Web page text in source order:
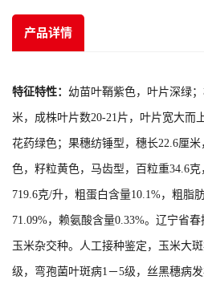
产品详情
特征特性： 幼苗叶鞘紫色，叶片深绿
米，成株叶片数20-21片，叶片宽大而
花药绿色；果穗纺锤型，穗长22.6厘
色，籽粒黄色，马齿型，百粒重34.6克
719.6克/升，粗蛋白含量10.1%，粗脂
71.09%，赖氨酸含量0.33%。 辽宁省春
玉米杂交种。 人工接种鉴定，玉米大
级，弯孢菌叶斑病1－5级，丝黑穗病